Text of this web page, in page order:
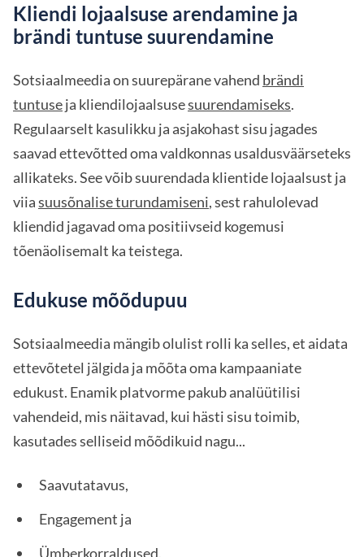
Kliendi lojaalsuse arendamine ja
brändi tuntuse suurendamine
Sotsiaalmeedia on suurepärane vahend brändi
tuntuseja kliendilojaalsusesuurendamiseks.
Regulaarselt kasulikku ja asjakohast sisu jagades
saavad ettevõtted oma valdkonnas usaldusväärseteks
allikateks. See võib suurendada klientide lojaalsust ja
viiasuusõnalise turundamiseni, sest rahulolevad
kliendid jagavad oma positiivseid kogemusi
tõenäolisemalt ka teistega.
Edukuse mõõdupuu
Sotsiaalmeedia mängib olulist rolli ka selles, et aidata
ettevõtetel jälgida ja mõõta oma kampaaniate
edukust. Enamik platvorme pakub analüütilisi
vahendeid, mis näitavad, kui hästi sisu toimib,
kasutades selliseid mõõdikuid nagu...
Saavutatavus,
Engagement ja
Ümberkorraldused.